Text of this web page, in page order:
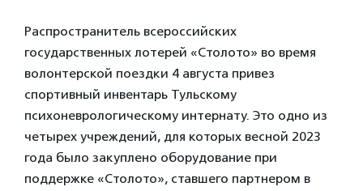
Распространитель всероссийских
государственных лотерей «Столото» во время
волонтерской поездки 4 августа привез
спортивный инвентарь Тульскому
психоневрологическому интернату. Это одно из
четырех учреждений, для которых весной 2023
года было закуплено оборудование при
поддержке «Столото», ставшего партнером в